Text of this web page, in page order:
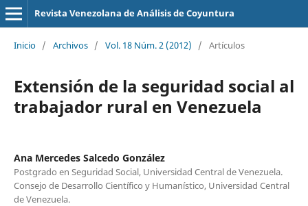
Revista Venezolana de Análisis de Coyuntura
Inicio / Archivos / Vol. 18 Núm. 2 (2012) / Artículos
Extensión de la seguridad social al
trabajador rural en Venezuela
Ana Mercedes Salcedo González
Postgrado en Seguridad Social, Universidad Central de Venezuela.
Consejo de Desarrollo Científico y Humanístico, Universidad Central
de Venezuela.